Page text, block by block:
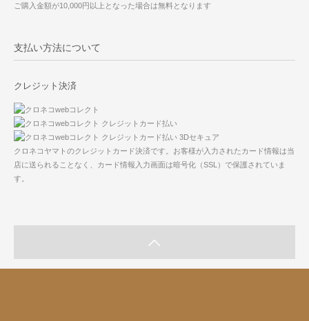
ご購入金額が10,000円以上となった場合は無料となります
支払い方法について
クレジット決済
クロネコヤマトのクレジットカード決済です。お客様が入力されたカード情報は当
店に送られることなく、カード情報入力画面は暗号化（SSL）で保護されていま
す。